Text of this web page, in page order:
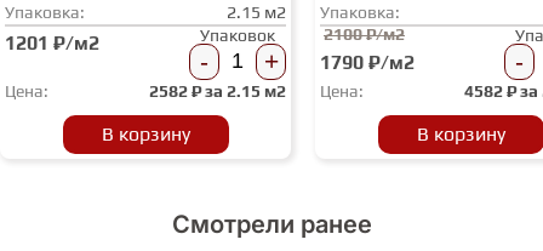
Упаковка:
2.15 м2
1201 ₽/м2 Упаковок
- +
Цена: 2582₽ за 2.15 м2
В корзину
Упаковка:
2100 ₽/м2
1790 ₽/м2 -
Цена: 4582₽ за
В корзину
Смотрели ранее